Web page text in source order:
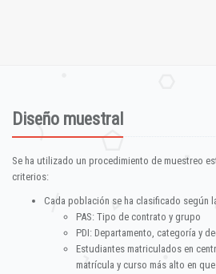
Diseño muestral
Se ha utilizado un procedimiento de muestreo
criterios:
Cada población se ha clasificado según
PAS: Tipo de contrato y grupo
PDI: Departamento, categoría y
Estudiantes matriculados en
matrícula y curso más alto en